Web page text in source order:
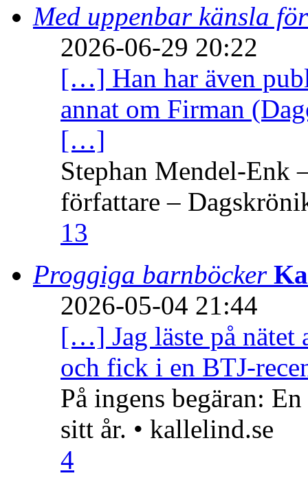
Med uppenbar känsla
2026-06-29 20:22
[…] Han har även
annat om Firman
[…]
Stephan Mendel-Enk
författare –
13
Proggiga barnböcker
2026-05-04 21:44
[…] Jag läste på nätet
och fick i en BTJ-
På ingens begäran:
sitt år. • kallelind.se
4